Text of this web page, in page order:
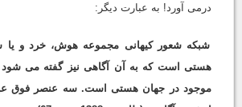
درمی آورد! به عبارت دیگر:
شبکه شعور کیهانی مجموعه هوش، خرد و یا
هستی است که به آن آگاهی نیز گفته می
موجود در جهان هستی است. سه عنصر فوق